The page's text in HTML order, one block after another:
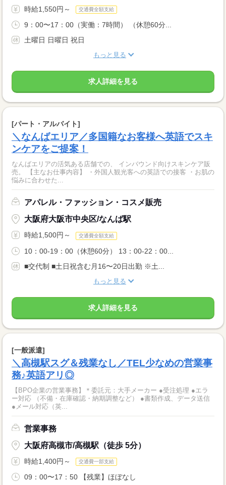
時給1,550円～ 交通費全額支給
9：00〜17：00（実働：7時間） （休憩60分...
土曜日 日曜日 祝日
もっと見る
求人詳細を見る
[パート・アルバイト]
＼なんばエリア／多国籍なお客様へ英語でスキ
ンケアをご提案！
なんばエリアの活気ある店舗での、 インバウンド向けスキンケア販
売。 【主なお仕事内容】 ・外国人観光客への英語での接客 ・お肌の
悩みに合わせた...
アパレル・ファッション・コスメ販売
大阪府大阪市中央区/なんば駅
時給1,500円～ 交通費全額支給
10：00-19：00（休憩60分） 13：00-22：00...
■交代制 ■土日祝含む月16〜20日出勤 ※土...
もっと見る
求人詳細を見る
[一般派遣]
＼高槻駅スグ＆残業なし／TEL少なめの営業事
務♪英語アリ◎
【BPO企業の営業事務】＊委託元：大手メーカー ●受注処理 ●エラ
ー対応 （不備・在庫確認・納期調整など） ●書類作成、データ送信
●メール対応（英...
営業事務
大阪府高槻市/高槻駅（徒歩 5分）
時給1,400円～ 交通費一部支給
09：00〜17：50 【残業】ほぼなし